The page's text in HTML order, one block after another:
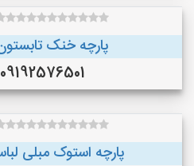
پارچه خنک
09192576501 (شهرکرد)
پارچه استوک مبلی